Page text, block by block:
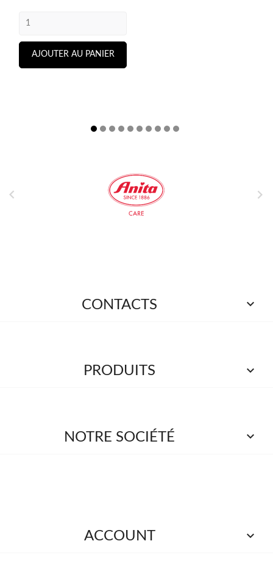
AJOUTER AU PANIER
 
CONTACTS 
PRODUITS 
NOTRE SOCIÉTÉ 
ACCOUNT 